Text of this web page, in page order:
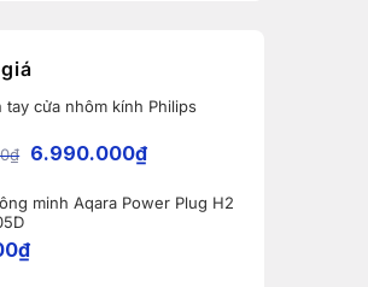
tay cửa nhôm kính Philips
₫ 6.990.000₫
minh Aqara Power Plug H2
₫